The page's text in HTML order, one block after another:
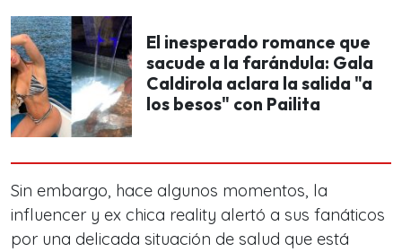
El inesperado romance que
sacude a la farándula: Gala
Caldirola aclara la salida "a
los besos" con Pailita
Sin embargo, hace algunos momentos, la
influencer y ex chica reality alertó a sus fanáticos
por una delicada situación de salud que está